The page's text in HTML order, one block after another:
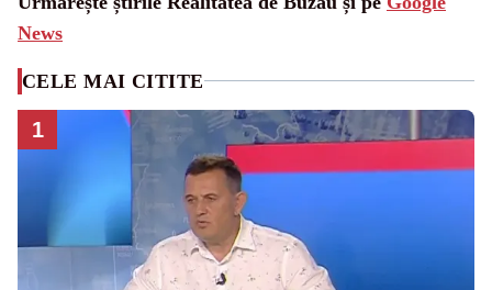
News
CELE MAI CITITE
1